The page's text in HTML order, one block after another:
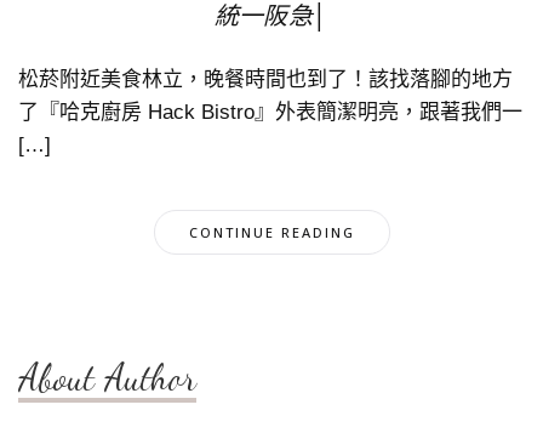
統一阪急│
松菸附近美食林立，晚餐時間也到了！該找落腳的地方
了『哈克廚房 Hack Bistro』外表簡潔明亮，跟著我們一
[…]
CONTINUE READING
About Author